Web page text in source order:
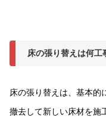
床の張り替えは何工
床の張り替えは、基本的
撤去して新しい床材を施